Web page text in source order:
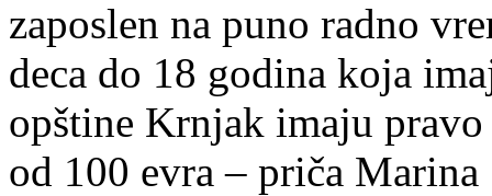
zaposlen na puno radno
deca do 18 godina koja
opštine Krnjak imaju
od 100 evra – priča